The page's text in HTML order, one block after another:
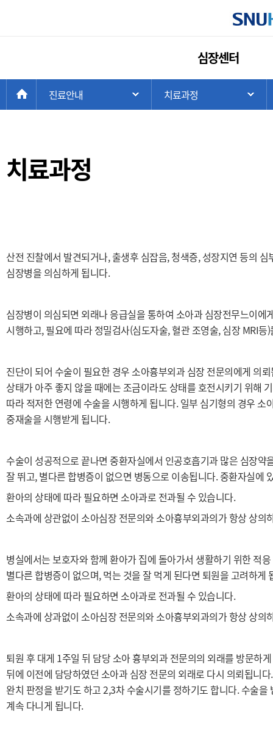
심장센터
HOME
진료안내 주 메뉴 목록 열기
치료과정
치료과정
산전 진찰에서 발견되거나, 출생후 심잡음, 청색증, 성장지연 등의
심장병을 의심하게 됩니다.
심장병이 의심되면 외래나 응급실을 통하여 소아과 심장전무느이
시행하고, 필요에 따라 정밀검사(심도자술, 혈관 조영술, 심장 MRI
진단이 되어 수술이 필요한 경우 소아흉부외과 심장 전문의에게 의
상태가 아주 좋지 않을 때에는 조금이라도 상태를 호전시키기 위해
따라 적저한 연령에 수술을 시행하게 됩니다. 일부 심기형의 경우
중재술을 시행받게 됩니다.
수술이 성공적으로 끝나면 중환자실에서 인공호흡기과 많은 심장
잘 뛰고, 별다른 합병증이 없으면 병동으로 이송됩니다. 중환자실에
환아의 상태에 따라 필요하면 소아과로 전과될 수 있습니다.
소속과에 상관없이 소아심장 전문의와 소아흉부외과의가 항상 상의
병실에서는 보호자와 함께 환아가 집에 돌아가서 생활하기 위한 적
별다른 합병증이 없으며, 먹는 것을 잘 먹게 된다면 퇴원을 고려하게
환아의 상태에 따라 필요하면 소아과로 전과될 수 있습니다.
소속과에 상과없이 소아심장 전문의와 소아흉부외과의가 항상 상의
퇴원 후 대게 1주일 뒤 담당 소아 흉부외과 전문의의 외래를 방문하
뒤에 이전에 담당하였던 소아과 심장 전문의 외래로 다시 의뢰됩니
완치 판정을 받기도 하고 2,3차 수술시기를 정하기도 합니다. 수술
계속 다니게 됩니다.